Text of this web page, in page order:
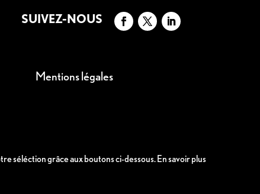
SUIVEZ-NOUS
Mentions légales
séléction grâce aux boutons ci-dessous.En savoir plus